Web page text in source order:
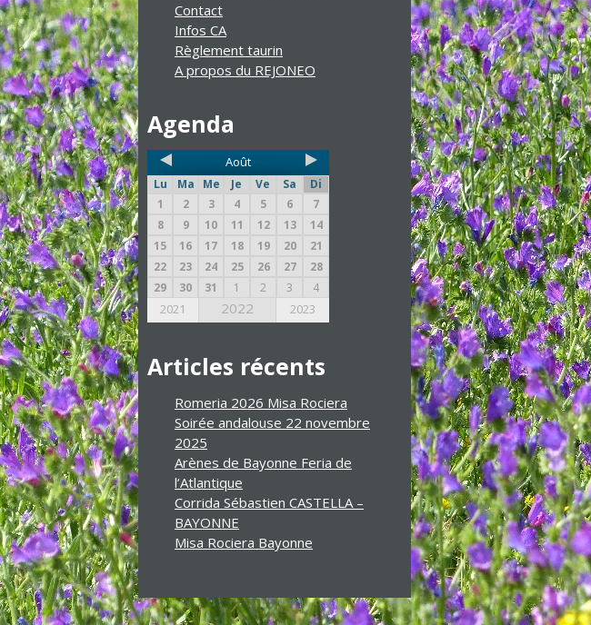
Contact
Infos CA
Règlement taurin
A propos du REJONEO
Agenda
Août
Lu Ma Me Je Ve Sa
Di
1
2 3 4 5 6
7
8
9 10 11 12 13
14
15
16 17 18 19 20
21
22
23 24 25 26 27
28
29
30 31 1 2 3 4
2021 2022 2023
Articles récents
Romeria 2026 Misa Rociera
Soirée andalouse 22 novembre
2025
Arènes de Bayonne Feria de
l’Atlantique
Corrida Sébastien CASTELLA –
BAYONNE
Misa Rociera Bayonne